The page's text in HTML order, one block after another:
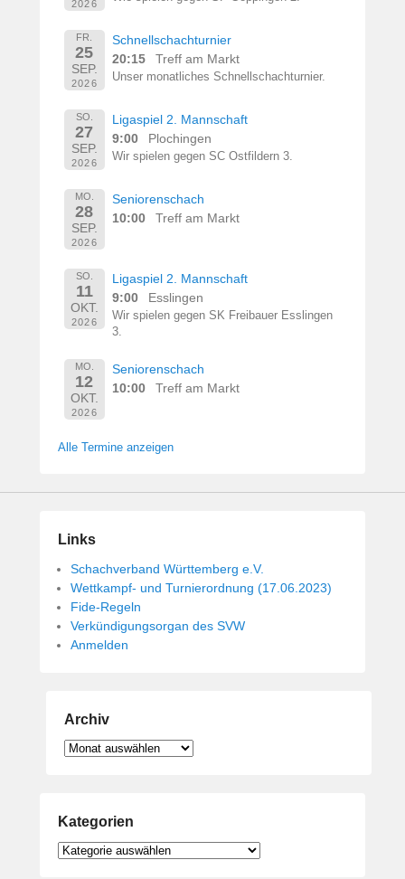
2026
FR.
25
SEP.
2026
Schnellschachturnier
20:15
Treff am Markt
Unser monatliches Schnellschachturnier.
SO.
27
SEP.
2026
Ligaspiel 2. Mannschaft
9:00
Plochingen
Wir spielen gegen SC Ostfildern 3.
MO.
28
SEP.
2026
Seniorenschach
10:00
Treff am Markt
SO.
11
OKT.
2026
Ligaspiel 2. Mannschaft
9:00
Esslingen
Wir spielen gegen SK Freibauer Esslingen
3.
MO.
12
OKT.
2026
Seniorenschach
10:00
Treff am Markt
Alle Termine anzeigen
Links
Schachverband Württemberg e.V.
Wettkampf- und Turnierordnung (17.06.2023)
Fide-Regeln
Verkündigungsorgan des SVW
Anmelden
Archiv
Archiv
Kategorien
Kategorien